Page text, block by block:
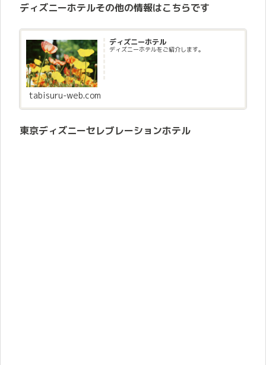
ディズニーホテルその他の情報はこちらです
ディズニーホテル
ディズニーホテルをご紹介します。
tabisuru-web.com
東京ディズニーセレブレーションホテル